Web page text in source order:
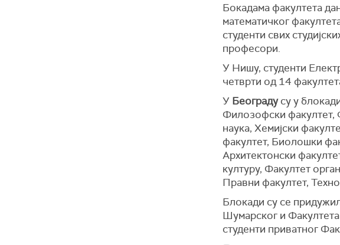
Бокадама факултета
математичког
студенти свих
професори.
У Нишу, студенти
четврти од 14
У Београдусу у
Филозофски факултет,
наука, Хемијски
факултет, Биолошки
Архитектонски
културу, Факултет
Правни факултет,
Блокади су се
Шумарског и
студенти приватног